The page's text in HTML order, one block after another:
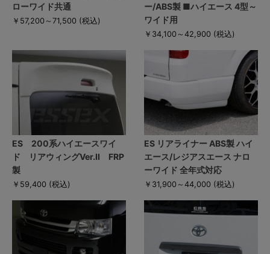
ローワイド共通
￥57,200～71,500 (税込)
ー/ABS製 ■ハイエース 4型～
ワイド用
￥34,100～42,900 (税込)
ES 200系ハイエースワイ
ド リアウィングVer.II FRP
製
￥59,400 (税込)
ES リアライナー ABS製 ハイ
エース/レジアスエース ナロ
ーワイド 全年式対応
￥31,900～44,000 (税込)